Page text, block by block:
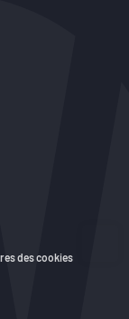
des cookies